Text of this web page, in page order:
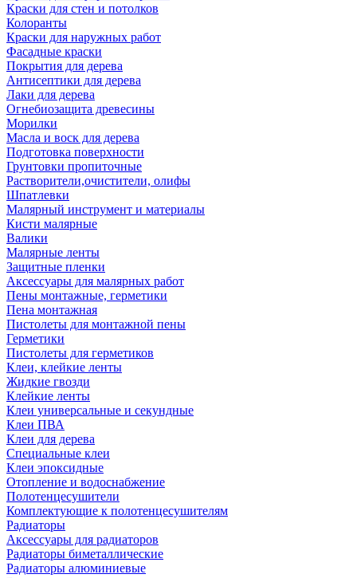
Краски для стен и потолков
Колоранты
Краски для наружных работ
Фасадные краски
Покрытия для дерева
Антисептики для дерева
Лаки для дерева
Огнебиозащита древесины
Морилки
Масла и воск для дерева
Подготовка поверхности
Грунтовки пропиточные
Растворители,очистители, олифы
Шпатлевки
Малярный инструмент и материалы
Кисти малярные
Валики
Малярные ленты
Защитные пленки
Аксессуары для малярных работ
Пены монтажные, герметики
Пена монтажная
Пистолеты для монтажной пены
Герметики
Пистолеты для герметиков
Клеи, клейкие ленты
Жидкие гвозди
Клейкие ленты
Клеи универсальные и секундные
Клеи ПВА
Клеи для дерева
Специальные клеи
Клеи эпоксидные
Отопление и водоснабжение
Полотенцесушители
Комплектующие к полотенцесушителям
Радиаторы
Аксессуары для радиаторов
Радиаторы биметаллические
Радиаторы алюминиевые